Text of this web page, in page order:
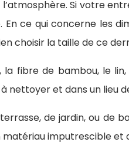
Si votre
ce qui concerne les
choisir la taille de ce
fibre de bambou, le
et dans un lieu
de jardin, ou de
imputrescible et